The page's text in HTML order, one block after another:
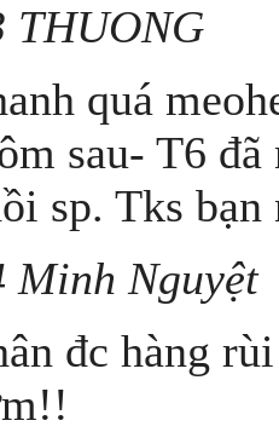
THUONG
quá
sau- T6
sp. Tks
Minh Nguyệt
đc hàng